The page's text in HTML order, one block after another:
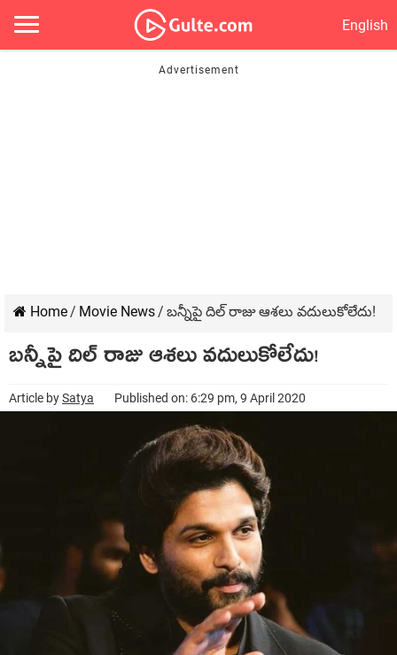
English
Home/ Movie News/ బన్నీపై దిల్ రాజు ఆశలు వదులుకోలేదు!
బన్నీపై దిల్ రాజు ఆశలు వదులుకోలేదు!
Article bySatya Published on: 6:29 pm, 9 April 2020